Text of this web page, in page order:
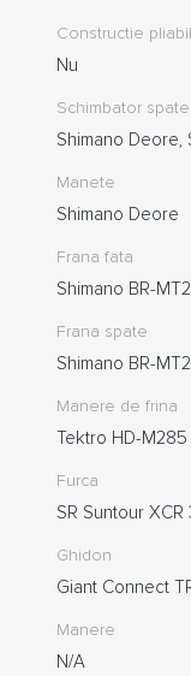
Constructie
Nu
Schimbator spate
Shimano Deore,
Manete
Shimano Deore
Frana fata
Shimano BR-
Frana spate
Shimano BR-
Manere de frina
Tektro HD-M285
Furca
SR Suntour
Ghidon
Giant Connect
Manere
N/A